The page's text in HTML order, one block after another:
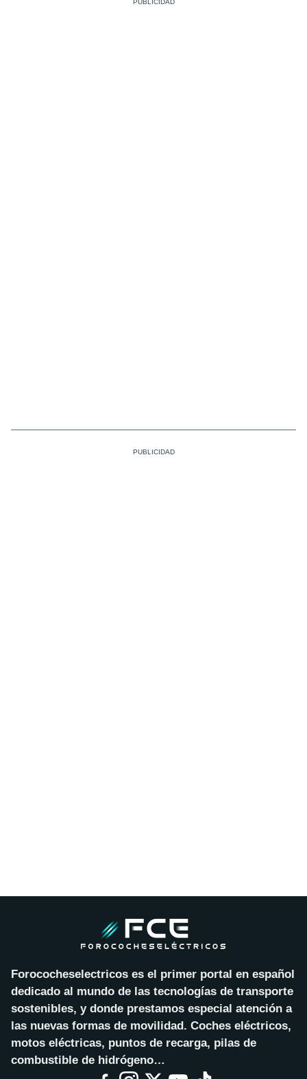
Forococheselectricos es el primer portal en español
dedicado al mundo de las tecnologías de transporte
sostenibles, y donde prestamos especial atención a
las nuevas formas de movilidad. Coches eléctricos,
motos eléctricas, puntos de recarga, pilas de
combustible de hidrógeno…